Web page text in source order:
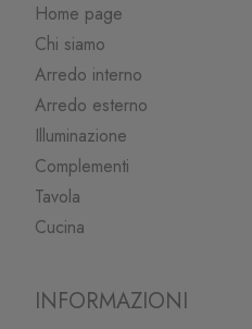
Home page
Chi siamo
Arredo interno
Arredo esterno
Illuminazione
Complementi
Tavola
Cucina
INFORMAZIONI